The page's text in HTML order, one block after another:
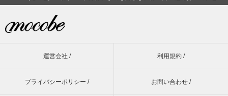
運営会社 / 利用規約 /
プライバシーポリシー / お問い合わせ /